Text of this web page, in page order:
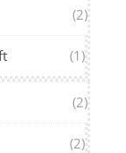
(2)
(1)
(2)
(2)